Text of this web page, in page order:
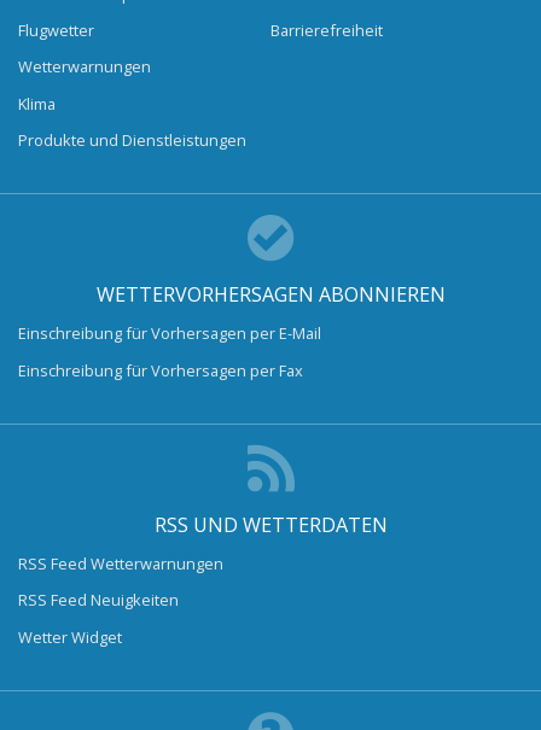
Flugwetter
Wetterwarnungen
Klima
Produkte und Dienstleistungen
Barrierefreiheit
WETTERVORHERSAGEN ABONNIEREN
Einschreibung für Vorhersagen per E-Mail
Einschreibung für Vorhersagen per Fax
RSS UND WETTERDATEN
RSS Feed Wetterwarnungen
RSS Feed Neuigkeiten
Wetter Widget